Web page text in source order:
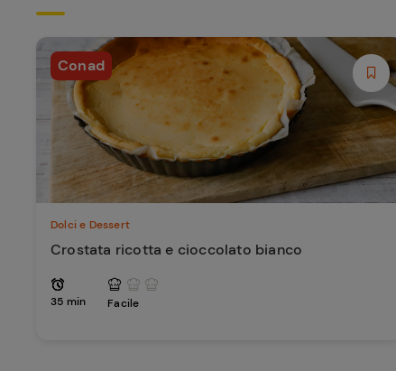
Conad
Dolci e Dessert
Crostata ricotta e cioccolato bianco
35 min Facile